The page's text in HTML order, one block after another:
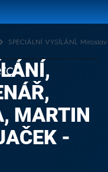
SPECIÁLNÍ VYSÍLÁNÍ,
MARTIN
-